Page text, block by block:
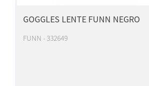
GOGGLES LENTE FUNN NEGRO
FUNN - 332649